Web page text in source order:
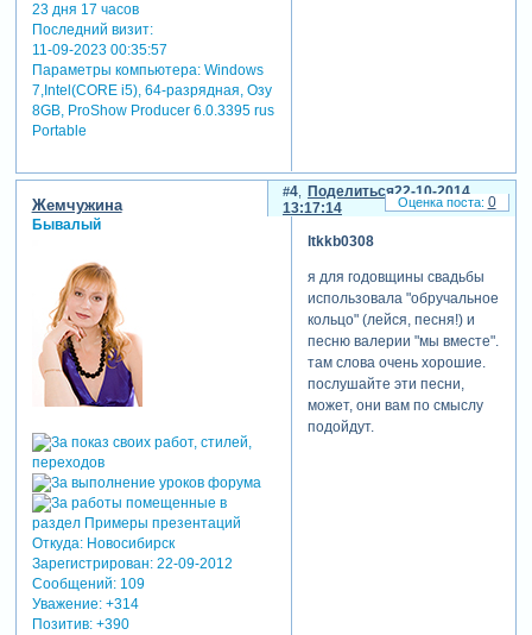
23 дня 17 часов
Последний визит:
11-09-2023 00:35:57
Параметры компьютера:Windows
7,Intel(CORE i5), 64-разрядная, Озу
8GB, ProShow Producer 6.0.3395 rus
Portable
Поделиться
4
22-10-2014
13:17:14
Жемчужина
Бывалый
Откуда:Новосибирск
Зарегистрирован: 22-09-2012
Сообщений:109
Уважение: +314
Позитив: +390
ltkkb0308
я для годовщины свадьбы
использовала "обручальное
кольцо" (лейся, песня!) и
песню валерии "мы вместе".
там слова очень хорошие.
послушайте эти песни,
может, они вам по смыслу
подойдут.
0